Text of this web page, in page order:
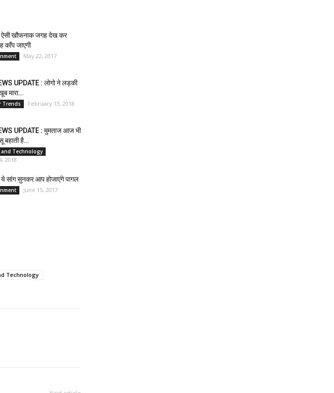
खौफनाक जगह देख कर
जाएगी
May 22, 2017
UPDATE : लोगो ने लड़की
मारा…
Trends February 13, 2018
UPDATE : मुमताज आज भी
बहाती है…
and Technology
2018
सांग सुनकर आप होजाएंगे पागल
June 15, 2017
Technology